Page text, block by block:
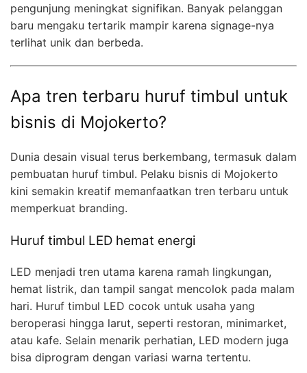
pengunjung meningkat signifikan. Banyak pelanggan
baru mengaku tertarik mampir karena signage-nya
terlihat unik dan berbeda.
Apa tren terbaru huruf timbul untuk
bisnis di Mojokerto?
Dunia desain visual terus berkembang, termasuk dalam
pembuatan huruf timbul. Pelaku bisnis di Mojokerto
kini semakin kreatif memanfaatkan tren terbaru untuk
memperkuat branding.
Huruf timbul LED hemat energi
LED menjadi tren utama karena ramah lingkungan,
hemat listrik, dan tampil sangat mencolok pada malam
hari. Huruf timbul LED cocok untuk usaha yang
beroperasi hingga larut, seperti restoran, minimarket,
atau kafe. Selain menarik perhatian, LED modern juga
bisa diprogram dengan variasi warna tertentu.